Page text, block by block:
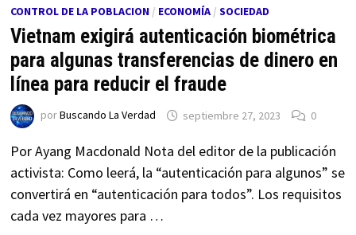
CONTROL DE LA POBLACION/ ECONOMÍA/ SOCIEDAD
Vietnam exigirá autenticación biométrica
para algunas transferencias de dinero en
línea para reducir el fraude
porBuscando La Verdad septiembre 27, 2023 0
Por Ayang Macdonald Nota del editor de la publicación
activista: Como leerá, la “autenticación para algunos” se
convertirá en “autenticación para todos”. Los requisitos
cada vez mayores para …